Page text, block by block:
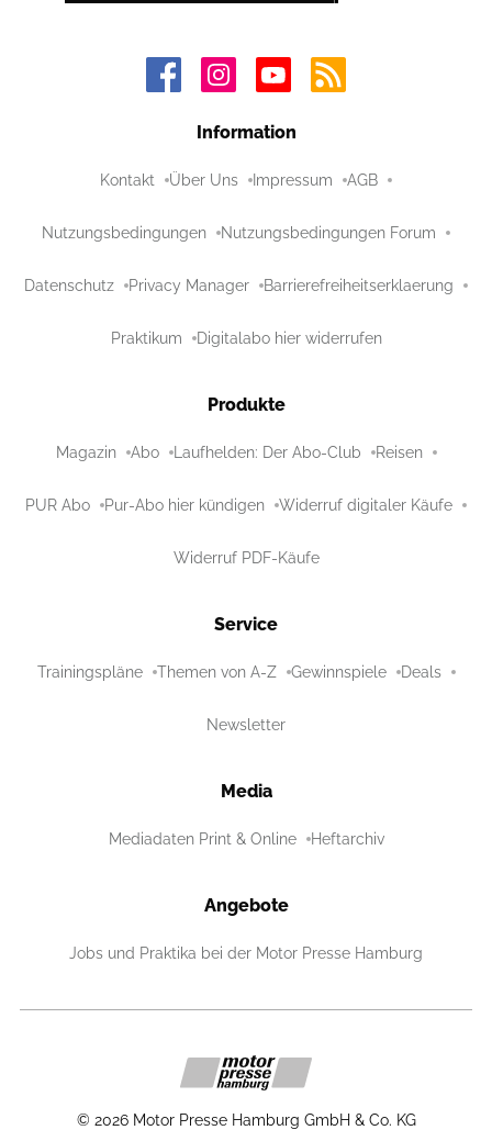
Information
Kontakt Über Uns Impressum AGB
Nutzungsbedingungen Nutzungsbedingungen Forum
Datenschutz Privacy Manager Barrierefreiheitserklaerung
Praktikum Digitalabo hier widerrufen
Produkte
Magazin Abo Laufhelden: Der Abo-Club Reisen
PUR Abo Pur-Abo hier kündigen Widerruf digitaler Käufe
Widerruf PDF-Käufe
Service
Trainingspläne Themen von A-Z Gewinnspiele Deals
Newsletter
Media
Mediadaten Print & Online Heftarchiv
Angebote
Jobs und Praktika bei der Motor Presse Hamburg
© 2026 Motor Presse Hamburg GmbH & Co. KG